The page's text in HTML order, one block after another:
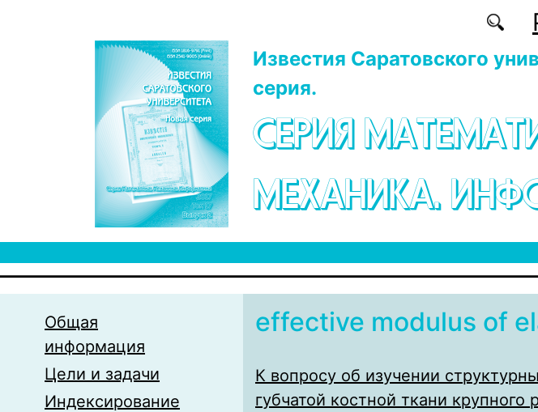
Известия Саратовского
серия.
СЕРИЯ
МЕХАНИКА.
Общая
информация
Цели и задачи
Индексирование
effective modulus of
К вопросу об изучении
губчатой костной ткани крупного